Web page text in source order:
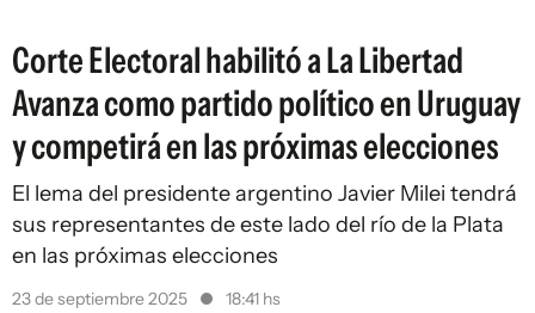
Corte Electoral habilitó a La Libertad
Avanza como partido político en Uruguay
y competirá en las próximas elecciones
El lema del presidente argentino Javier Milei tendrá
sus representantes de este lado del río de la Plata
en las próximas elecciones
23 de septiembre 2025 18:41 hs